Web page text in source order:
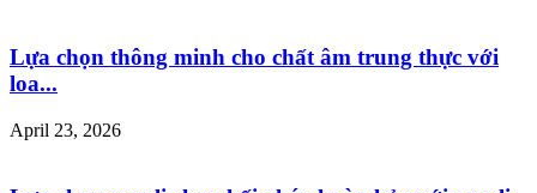
Lựa chọn thông minh cho chất âm trung thực với
loa...
April 23, 2026